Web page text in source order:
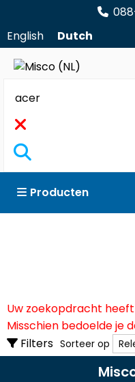
English
Dutch
Zoekopdracht
Producten
Desktops
Laptops
Alleen weergeven
Alleen weergeven
Op voorraad
Producent
Producent
Uw zoekopdracht
Misschien bedoelde je
Filters Sorteer op
Sorteer op